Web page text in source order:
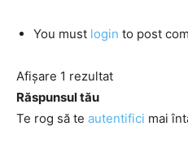
You must login to post
Afișare 1 rezultat
Răspunsul tău
Te rog să te autentifici mai